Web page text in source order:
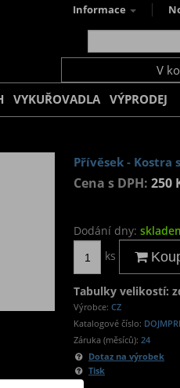
Informace
V
VYKUŘOVADLA VÝPRODEJ
Přívěsek - Kostra
Cena s DPH: 250
Dodání dny:
ks
Tabulky velikostí:
Výrobce: CZ
Katalogové číslo:
Záruka (měsíců): 24
Dotaz na výrobek
Tisk